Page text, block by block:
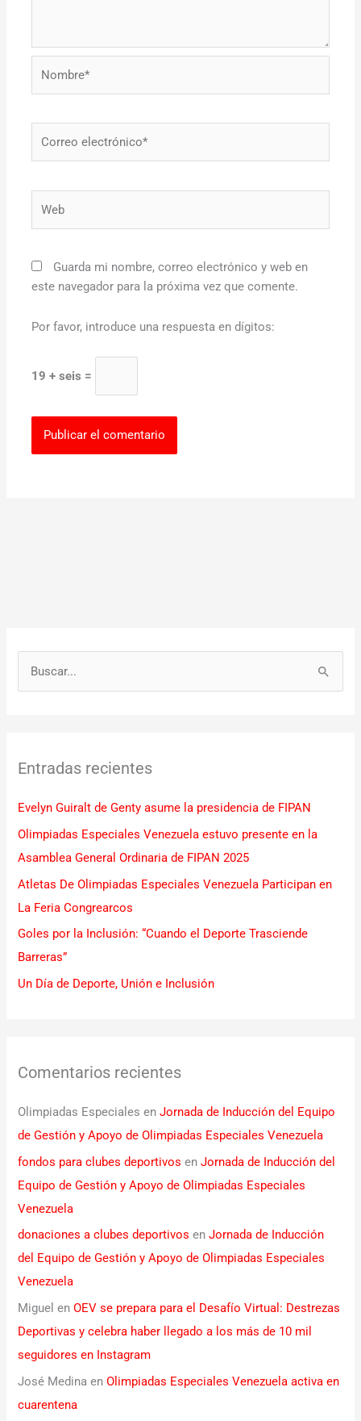
Guarda mi nombre, correo electrónico y web en
este navegador para la próxima vez que comente.
Por favor, introduce una respuesta en dígitos:
19 + seis =
a
p
o
r
:
Entradas recientes
Evelyn Guiralt de Genty asume la presidencia de FIPAN
Olimpiadas Especiales Venezuela estuvo presente en la
Asamblea General Ordinaria de FIPAN 2025
Atletas De Olimpiadas Especiales Venezuela Participan en
La Feria Congrearcos
Goles por la Inclusión: “Cuando el Deporte Trasciende
Barreras”
Un Día de Deporte, Unión e Inclusión
Comentarios recientes
Olimpiadas Especiales enJornada de Inducción del Equipo
de Gestión y Apoyo de Olimpiadas Especiales Venezuela
fondos para clubes deportivos enJornada de Inducción del
Equipo de Gestión y Apoyo de Olimpiadas Especiales
Venezuela
donaciones a clubes deportivos enJornada de Inducción
del Equipo de Gestión y Apoyo de Olimpiadas Especiales
Venezuela
Miguel enOEV se prepara para el Desafío Virtual: Destrezas
Deportivas y celebra haber llegado a los más de 10 mil
seguidores en Instagram
José Medina enOlimpiadas Especiales Venezuela activa en
cuarentena